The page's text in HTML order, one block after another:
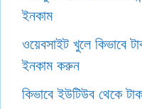
ইনকাম
ওয়েবসাইট খুলে কিভাবে
ইনকাম করুন
কিভাবে ইউটিউব থেকে